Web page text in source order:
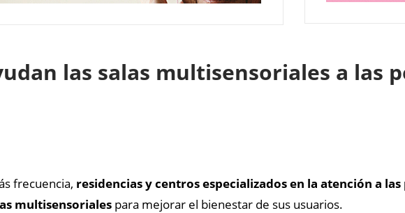
las salas multisensoriales a las
frecuencia, residencias y centros especializados en la atención a
multisensoriales para mejorar el bienestar de sus usuarios.